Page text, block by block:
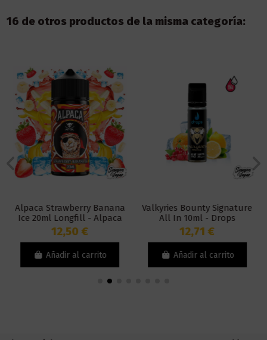
16 de otros productos de la misma categoría:
Alpaca Strawberry Banana
Ice 20ml Longfill - Alpaca
12,50 €
Añadir al carrito
Valkyries Bounty Signature
All In 10ml - Drops
12,71 €
Añadir al carrito